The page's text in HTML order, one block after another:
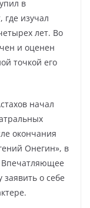
в
где изучал
лет. Во
и оценен
точкой его
начал
окончания
Онегин», в
Впечатляющее
о себе